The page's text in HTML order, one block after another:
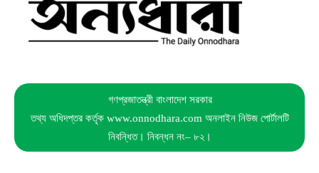
গণপ্রজাতন্ত্রী বাংলাদেশ সরকার
তথ্য অধিদপ্তর কর্তৃক www.onnodhara.com অনলাইন নিউজ পোর্টালটি
নিবন্ধিত। নিবন্ধন নং– ৮২।